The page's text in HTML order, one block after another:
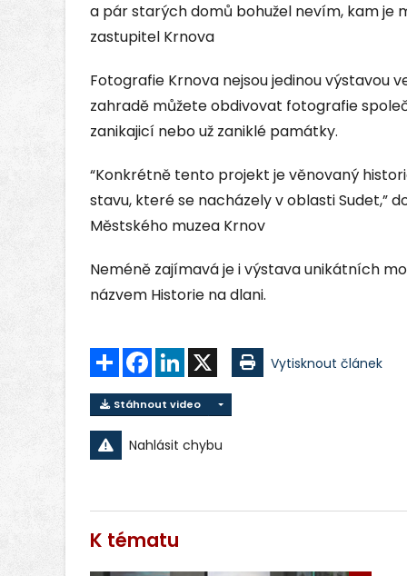
a pár starých domů bohužel nevím, kam je
zastupitel Krnova
Fotografie Krnova nejsou jedinou výstavou
zahradě můžete obdivovat fotografie
zanikajicí nebo už zaniklé památky.
“Konkrétně tento projekt je věnovaný
stavu, které se nacházely v oblasti Sudet,”
Městského muzea Krnov
Neméně zajímavá je i výstava unikátních
názvem Historie na dlani.
Sdílet FacebookLinkedIn Vytisknout článek
Stáhnout video
Nahlásit chybu
K tématu